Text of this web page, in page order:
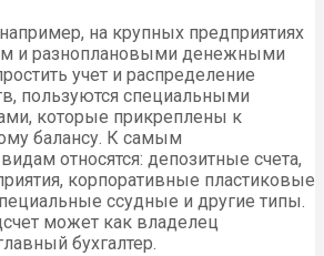
на крупных предприятиях
и разноплановыми денежными
учет и распределение
пользуются специальными
которые прикреплены к
балансу. К самым
относятся: депозитные счета,
корпоративные пластиковые
ссудные и другие типы.
может как владелец
бухгалтер.